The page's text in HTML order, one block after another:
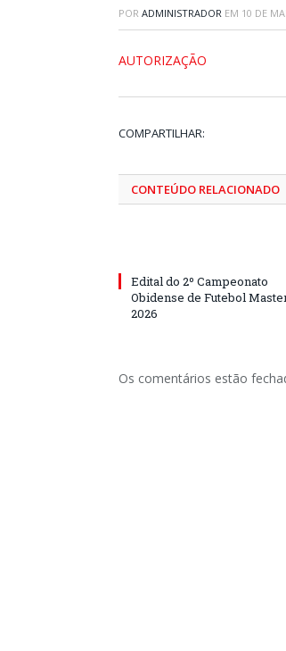
POR ADMINISTRADOR EM 10 DE
AUTORIZAÇÃO
COMPARTILHAR:
CONTEÚDO RELACIONADO
Edital do 2º Campeonato
Obidense de Futebol
2026
Os comentários estão